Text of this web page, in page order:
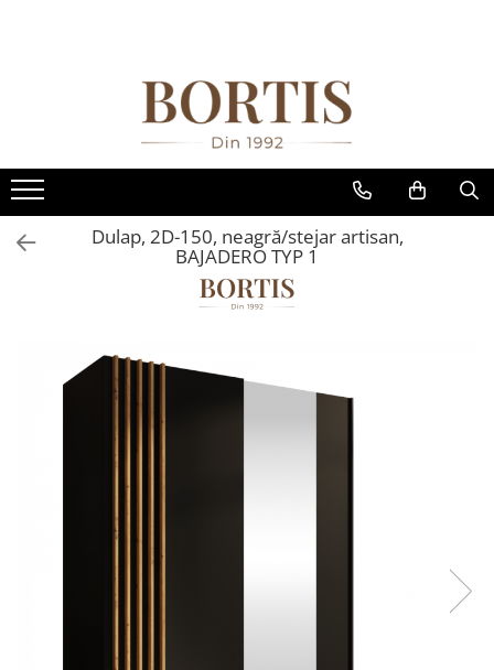
Fotolii balansoar/relaxante
Canapele
Coltare/canapele in L
Comode
Comode lux-ultramoderne
Fotolii extensibile
Masute de cafea
Mese sufragerie/dining
Rafturi/ etajere carti
Scaune living/dining
Seturi masa +scaune dining
Dulap, 2D-150, neagră/stejar artisan,
BAJADERO TYP 1